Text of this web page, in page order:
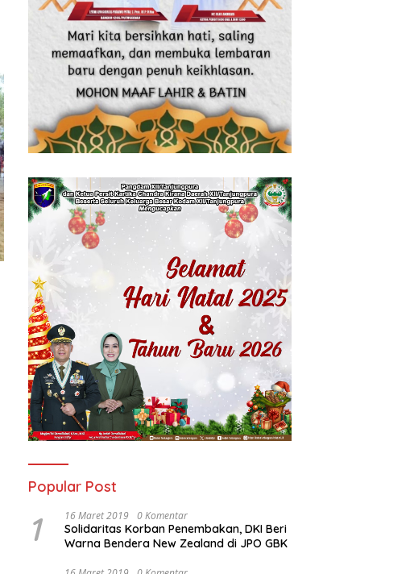
Popular Post
1 16 Maret 2019 0 Komentar
Solidaritas Korban Penembakan, DKI Beri
Warna Bendera New Zealand di JPO GBK